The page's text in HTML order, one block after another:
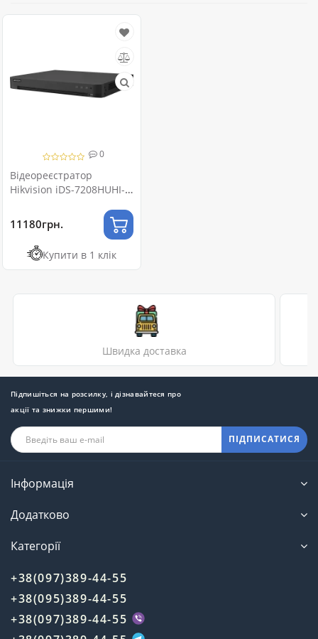
0
Відеореєстратор
Hikvision iDS-7208HUHI-
1U AcuSense DVR
11180грн.
Купити в 1 клік
Швидка доставка
Підпишіться на розсилку, і дізнавайтеся про
акції та знижки першими!
ПІДПИСАТИСЯ
Інформація
Додатково
Категорії
+38(097)389-44-55
+38(095)389-44-55
+38(097)389-44-55